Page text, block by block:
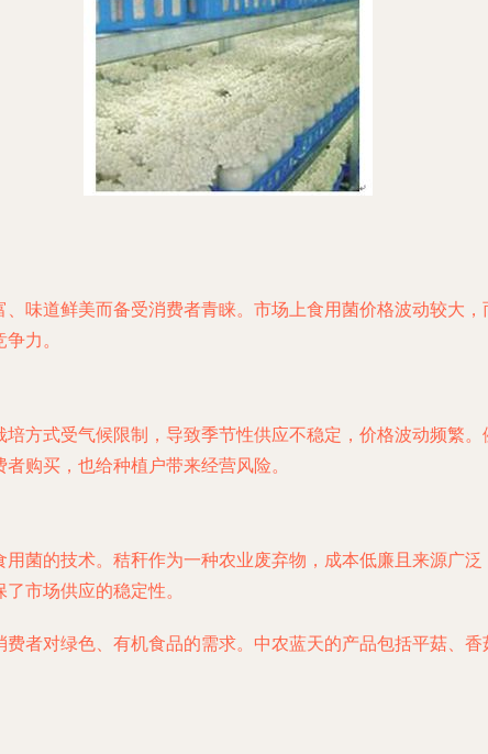
味道鲜美而备受消费者青睐。市场上食用菌价格波动较大
力。
方式受气候限制，导致季节性供应不稳定，价格波动频繁
购买，也给种植户带来经营风险。
菌的技术。秸秆作为一种农业废弃物，成本低廉且来源广
市场供应的稳定性。
者对绿色、有机食品的需求。中农蓝天的产品包括平菇、